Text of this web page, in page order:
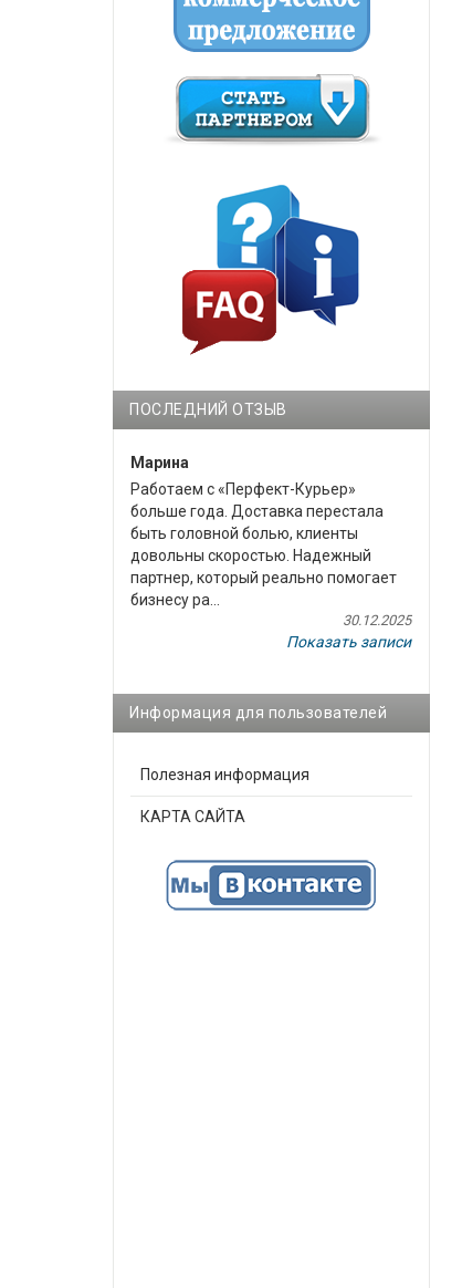
ПОСЛЕДНИЙ ОТЗЫВ
Марина
Работаем с «Перфект-Курьер»
больше года. Доставка перестала
быть головной болью, клиенты
довольны скоростью. Надежный
партнер, который реально помогает
бизнесу ра...
30.12.2025
Показать записи
Информация для пользователей
Полезная информация
КАРТА САЙТА